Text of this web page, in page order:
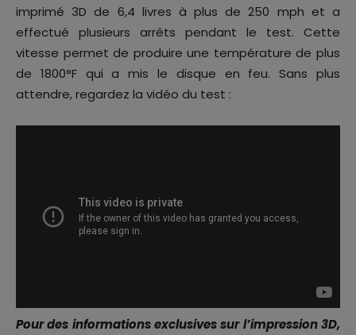
imprimé 3D de 6,4 livres à plus de 250 mph et a
effectué plusieurs arrêts pendant le test. Cette
vitesse permet de produire une température de plus
de 1800°F qui a mis le disque en feu. Sans plus
attendre, regardez la vidéo du test :
Pour des informations exclusives sur l’impression 3D,